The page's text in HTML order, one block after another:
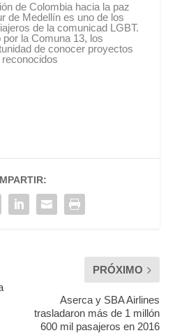
de Colombia hacia la paz
de Medellín es uno de los
de la comunicad LGBT.
la Comuna 13, los
de conocer proyectos
PRÓXIMO
Aserca y SBA Airlines
trasladaron más de 1 millón
600 mil pasajeros en 2016